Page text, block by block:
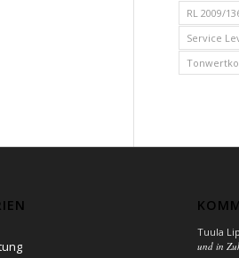
RL 2009/
Service
Tuula
und in